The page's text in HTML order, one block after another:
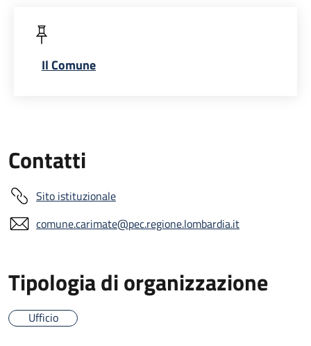
Il Comune
Contatti
Sito istituzionale
comune.carimate@pec.regione.lombardia.it
Tipologia di organizzazione
Ufficio